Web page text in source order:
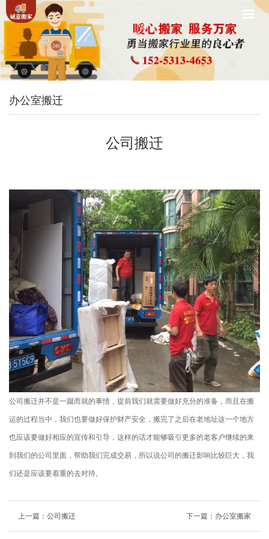
办公室搬迁
公司搬迁
公司搬迁并不是一蹴而就的事情，提前我们就需要做好充分的准备，而且在搬
运的过程当中，我们也要做好保护财产安全，搬完了之后在老地址这一个地方
也应该要做好相应的宣传和引导，这样的话才能够吸引更多的老客户继续的来
到我们的公司里面，帮助我们完成交易，所以说公司的搬迁影响比较巨大，我
们还是应该要着重的去对待。
上一篇： 公司搬迁 下一篇： 办公室搬家